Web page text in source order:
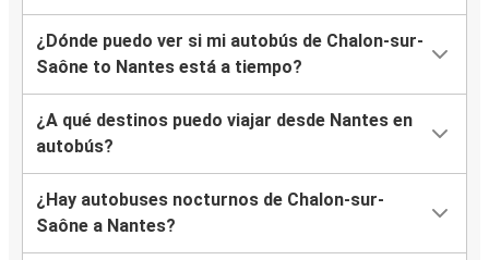
¿Dónde puedo ver si mi autobús de Chalon-sur-
Saône to Nantes está a tiempo?
¿A qué destinos puedo viajar desde Nantes en
autobús?
¿Hay autobuses nocturnos de Chalon-sur-
Saône a Nantes?